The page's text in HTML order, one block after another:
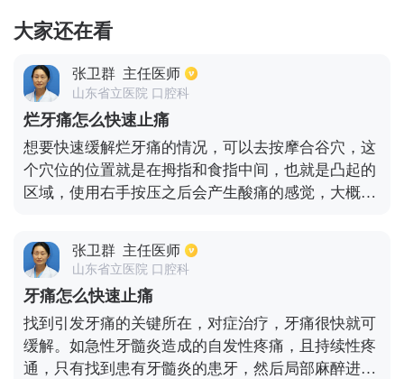
大家还在看
张卫群 主任医师
山东省立医院 口腔科
烂牙痛怎么快速止痛
想要快速缓解烂牙痛的情况，可以去按摩合谷穴，这
个穴位的位置就是在拇指和食指中间，也就是凸起的
区域，使用右手按压之后会产生酸痛的感觉，大概按
分钟左右，对于紧急止痛会有很好的效果。或者还能
选择用冰敷的方式，大概保持十五到二十分钟的时
间，连续敷上几次一直到疼痛感消失为止，然后搭配
药物的方式进行治疗。另外也能用盐水去漱口，通过
这种方式很大程度上也能改善疼痛，毕竟盐水能够起
到消毒的效果。
张卫群 主任医师
山东省立医院 口腔科
牙痛怎么快速止痛
找到引发牙痛的关键所在，对症治疗，牙痛很快就可
缓解。如急性牙髓炎造成的自发性疼痛，且持续性疼
通，只有找到患有牙髓炎的患牙，然后局部麻醉进行